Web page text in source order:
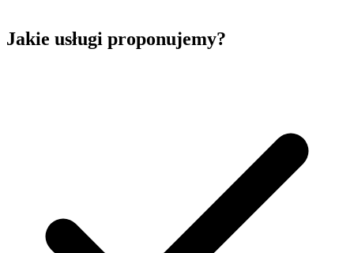
Jakie usługi proponujemy?